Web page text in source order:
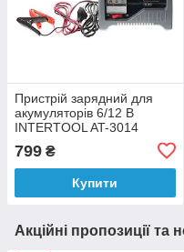
Пристрій зарядний для
акумуляторів 6/12 В
INTERTOOL AT-3014
799 ₴
Купити
Акційні пропозиції та